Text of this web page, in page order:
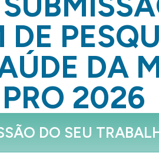
DA
2026
DO SEU